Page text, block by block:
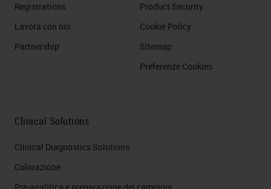
Registrations
Lavora con noi
Partnership
Product Security
Cookie Policy
Sitemap
Preferenze Cookies
Clinical Solutions
Clinical Diagnostics Solutions
Colorazione